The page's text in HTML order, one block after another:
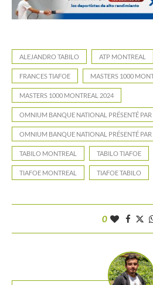
ALEJANDRO TABILO ATP MONTREAL
FRANCES TIAFOE MASTERS 1000
MASTERS 1000 MONTREAL 2024
OMNIUM BANQUE NATIONAL PRÉSENTÉ PAR
OMNIUM BANQUE NATIONAL PRÉSENTÉ PAR
TABILO MONTREAL TABILO TIAFOE
TIAFOE MONTREAL TIAFOE TABILO
0